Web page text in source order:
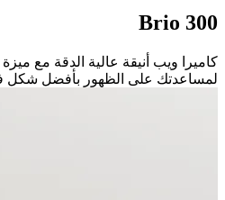
Brio 300
كاميرا ويب أنيقة عالية الدقة مع
لمساعدتك على الظهور بأفضل شكل